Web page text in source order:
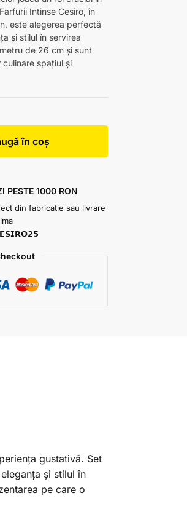
Intinse Cesiro, în
este alegerea perfectă
și stilul în servirea
de 26 cm și sunt
spațiul și
în coș
PESTE 1000 RON
din fabricatie sau livrare
gustativă. Set
și stilul în
pe care o